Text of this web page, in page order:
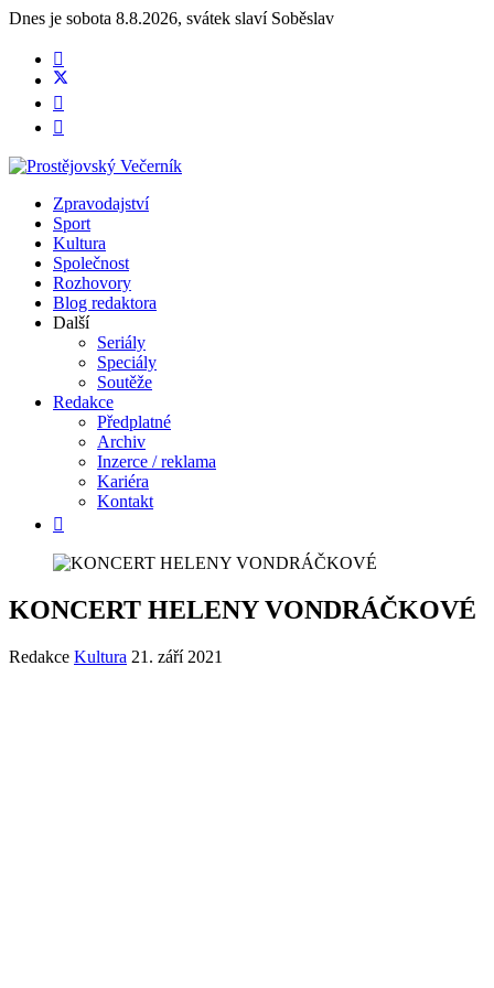
Dnes je sobota 8.8.2026, svátek slaví Soběslav
Zpravodajství
Sport
Kultura
Společnost
Rozhovory
Blog redaktora
Další
Seriály
Speciály
Soutěže
Redakce
Předplatné
Archiv
Inzerce / reklama
Kariéra
Kontakt
KONCERT HELENY VONDRÁČKOVÉ
Redakce Kultura 21. září 2021